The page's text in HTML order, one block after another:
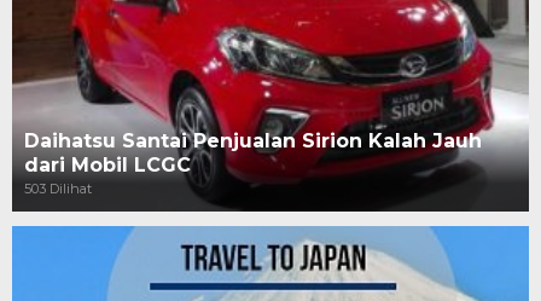
Daihatsu Santai Penjualan Sirion Kalah Jauh
dari Mobil LCGC
503 Dilihat